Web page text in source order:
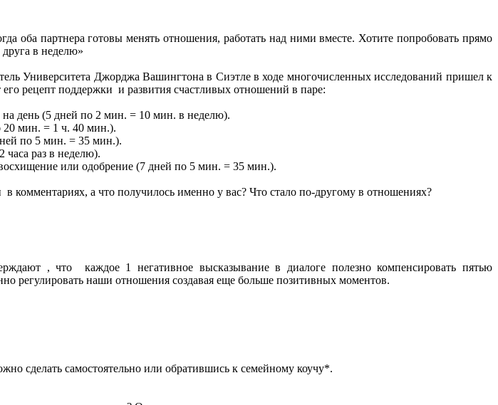
оба партнера готовы менять отношения, работать над ними вместе. Хотите попробовать прямо
в неделю»
Университета Джорджа Вашингтона в Сиэтле в ходе многочисленных исследований пришел к
рецепт поддержки и развития счастливых отношений в паре:
на день (5 дней по 2 мин. = 10 мин. в неделю).
20 мин. = 1 ч. 40 мин.).
по 5 мин. = 35 мин.).
часа раз в неделю).
или одобрение (7 дней по 5 мин. = 35 мин.).
комментариях, а что получилось именно у вас? Что стало по-другому в отношениях?
, что каждое 1 негативное высказывание в диалоге полезно компенсировать пятью
регулировать наши отношения создавая еще больше позитивных моментов.
сделать самостоятельно или обратившись к семейному коучу*.